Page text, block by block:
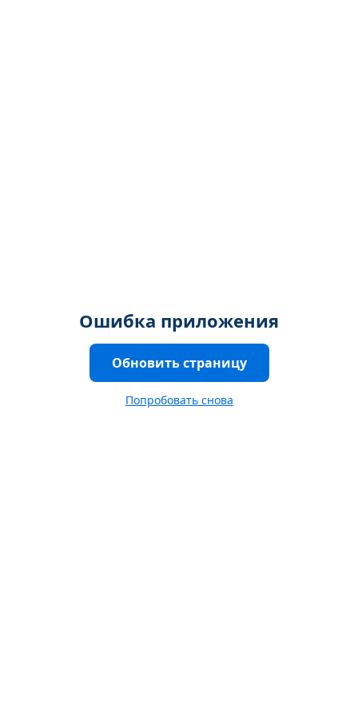
Ошибка приложения
Обновить страницу
Попробовать снова